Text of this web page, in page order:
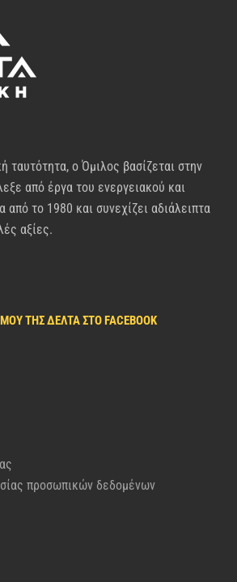
ταυτότητα, ο Όμιλος βασίζεται στην
από έργα του ενεργειακού και
από το 1980 και συνεχίζει αδιάλειπτα
αξίες.
ΤΗΣ ΔΈΛΤΑ ΣΤΟ FACEBOOK
προσωπικών δεδομένων